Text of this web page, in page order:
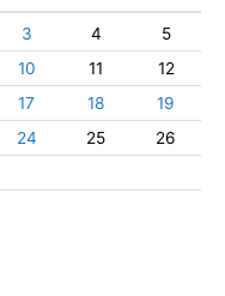
3 4
5
10 11
12
17 18
19
24 25
26